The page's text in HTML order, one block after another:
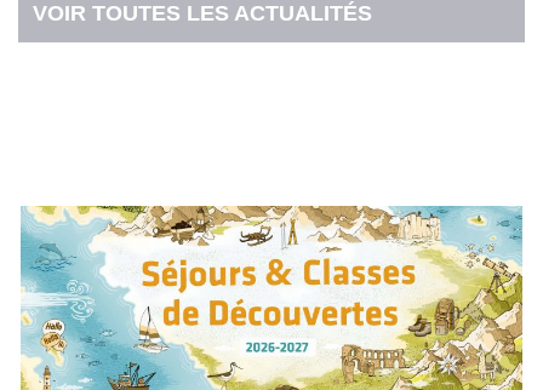
VOIR TOUTES LES ACTUALITÉS